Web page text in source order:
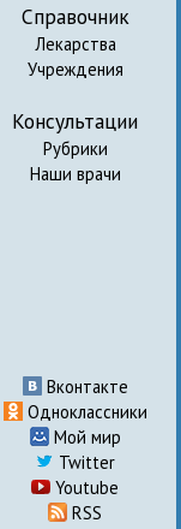
Справочник
Лекарства
Учреждения
Консультации
Рубрики
Наши врачи
Вконтакте
Одноклассники
Мой мир
Twitter
Youtube
RSS